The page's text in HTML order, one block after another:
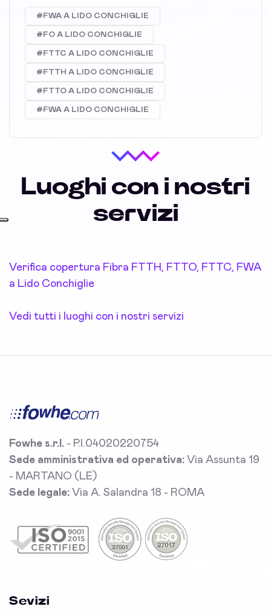
#FWA A LIDO CONCHIGLIE
#FO A LIDO CONCHIGLIE
#FTTC A LIDO CONCHIGLIE
#FTTH A LIDO CONCHIGLIE
#FTTO A LIDO CONCHIGLIE
#FWA A LIDO CONCHIGLIE
Luoghi con i nostri
servizi
Verifica copertura Fibra FTTH, FTTO, FTTC, FWA
a Lido Conchiglie
Vedi tutti i luoghi con i nostri servizi
Fowhe s.r.l. - P.I.04020220754
Sede amministrativa ed operativa: Via Assunta 19
- MARTANO (LE)
Sede legale: Via A. Salandra 18 - ROMA
Sevizi